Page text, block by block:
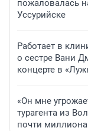
пожаловалась
Уссурийске
Работает в
о сестре Вани
концерте в
«Он мне
турагента из
почти миллиона